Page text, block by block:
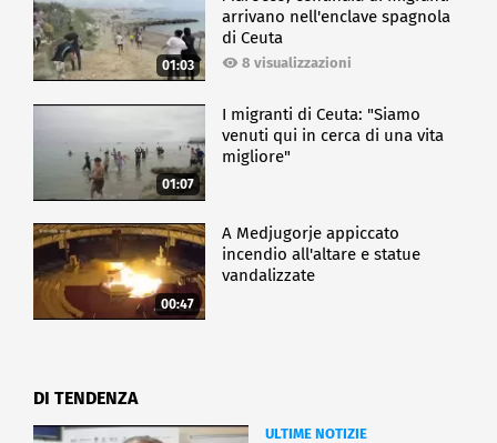
01:03
arrivano nell'enclave spagnola
di Ceuta
8 visualizzazioni
01:07
I migranti di Ceuta: "Siamo
venuti qui in cerca di una vita
migliore"
00:47
A Medjugorje appiccato
incendio all'altare e statue
vandalizzate
DI TENDENZA
ULTIME NOTIZIE